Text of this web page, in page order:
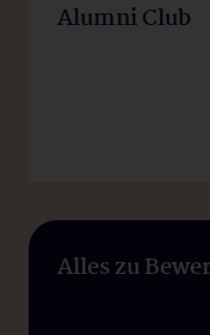
Alumni Club
Alles zu